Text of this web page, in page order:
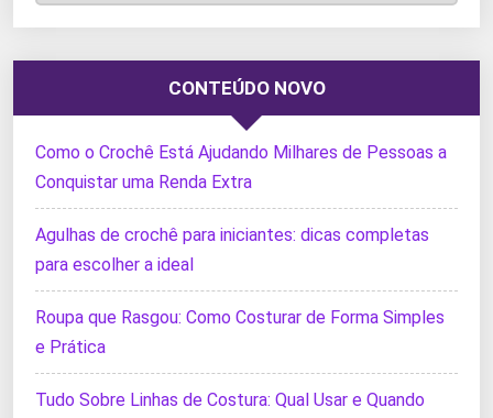
CONTEÚDO NOVO
Como o Crochê Está Ajudando Milhares de Pessoas a
Conquistar uma Renda Extra
Agulhas de crochê para iniciantes: dicas completas
para escolher a ideal
Roupa que Rasgou: Como Costurar de Forma Simples
e Prática
Tudo Sobre Linhas de Costura: Qual Usar e Quando